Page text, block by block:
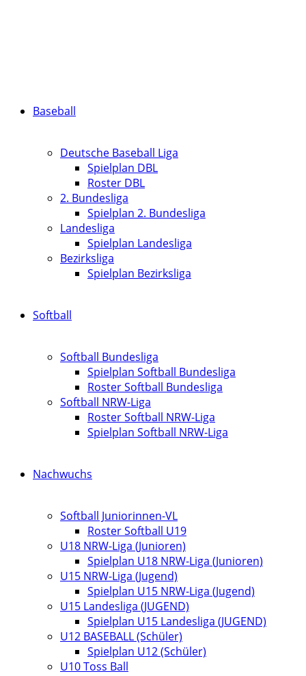
Baseball
Deutsche Baseball Liga
Spielplan DBL
Roster DBL
2. Bundesliga
Spielplan 2. Bundesliga
Landesliga
Spielplan Landesliga
Bezirksliga
Spielplan Bezirksliga
Softball
Softball Bundesliga
Spielplan Softball Bundesliga
Roster Softball Bundesliga
Softball NRW-Liga
Roster Softball NRW-Liga
Spielplan Softball NRW-Liga
Nachwuchs
Softball Juniorinnen-VL
Roster Softball U19
U18 NRW-Liga (Junioren)
Spielplan U18 NRW-Liga (Junioren)
U15 NRW-Liga (Jugend)
Spielplan U15 NRW-Liga (Jugend)
U15 Landesliga (JUGEND)
Spielplan U15 Landesliga (JUGEND)
U12 BASEBALL (Schüler)
Spielplan U12 (Schüler)
U10 Toss Ball